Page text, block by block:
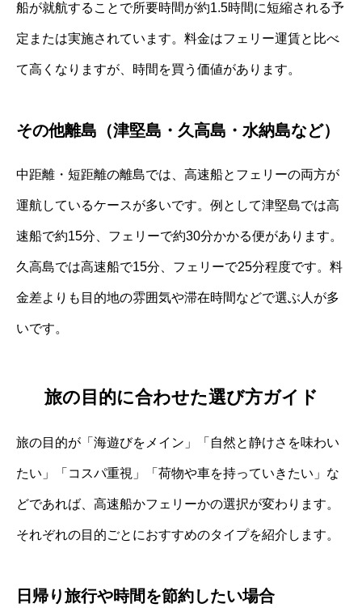
船が就航することで所要時間が約1.5時間に短縮される予
定または実施されています。料金はフェリー運賃と比べ
て高くなりますが、時間を買う価値があります。
その他離島（津堅島・久高島・水納島など）
中距離・短距離の離島では、高速船とフェリーの両方が
運航しているケースが多いです。例として津堅島では高
速船で約15分、フェリーで約30分かかる便があります。
久高島では高速船で15分、フェリーで25分程度です。料
金差よりも目的地の雰囲気や滞在時間などで選ぶ人が多
いです。
旅の目的に合わせた選び方ガイド
旅の目的が「海遊びをメイン」「自然と静けさを味わい
たい」「コスパ重視」「荷物や車を持っていきたい」な
どであれば、高速船かフェリーかの選択が変わります。
それぞれの目的ごとにおすすめのタイプを紹介します。
日帰り旅行や時間を節約したい場合